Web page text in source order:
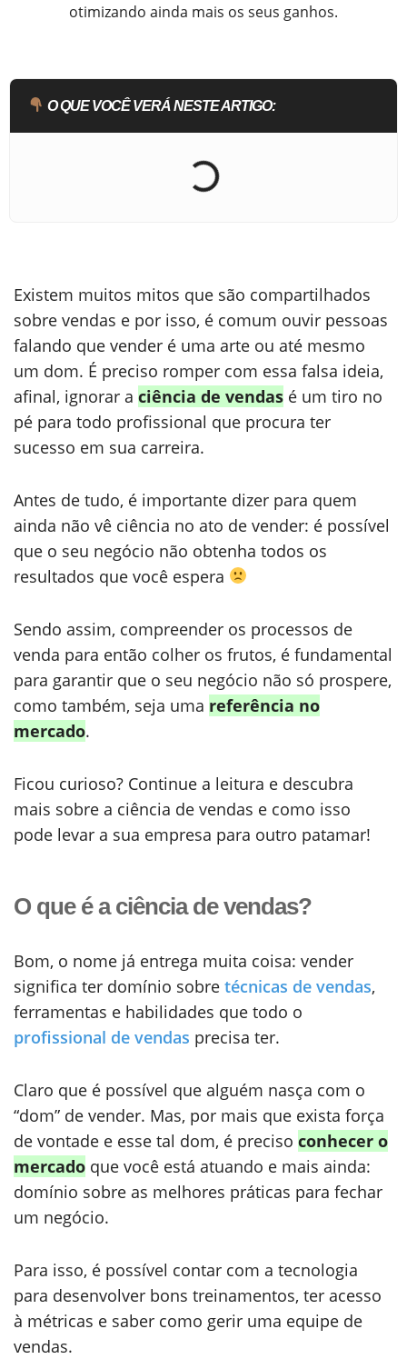
otimizando ainda mais os seus ganhos.
O QUE VOCÊ VERÁ NESTE ARTIGO:
Existem muitos mitos que são compartilhados
sobre vendas e por isso, é comum ouvir pessoas
falando que vender é uma arte ou até mesmo
um dom. É preciso romper com essa falsa ideia,
afinal, ignorar a ciência de vendas é um tiro no
pé para todo profissional que procura ter
sucesso em sua carreira.
Antes de tudo, é importante dizer para quem
ainda não vê ciência no ato de vender: é possível
que o seu negócio não obtenha todos os
resultados que você espera
Sendo assim, compreender os processos de
venda para então colher os frutos, é fundamental
para garantir que o seu negócio não só prospere,
como também, seja uma referência no
mercado.
Ficou curioso? Continue a leitura e descubra
mais sobre a ciência de vendas e como isso
pode levar a sua empresa para outro patamar!
O que é a ciência de vendas?
Bom, o nome já entrega muita coisa: vender
significa ter domínio sobre técnicas de vendas,
ferramentas e habilidades que todo o
profissional de vendas precisa ter.
Claro que é possível que alguém nasça com o
“dom” de vender. Mas, por mais que exista força
de vontade e esse tal dom, é preciso conhecer o
mercado que você está atuando e mais ainda:
domínio sobre as melhores práticas para fechar
um negócio.
Para isso, é possível contar com a tecnologia
para desenvolver bons treinamentos, ter acesso
à métricas e saber como gerir uma equipe de
vendas.